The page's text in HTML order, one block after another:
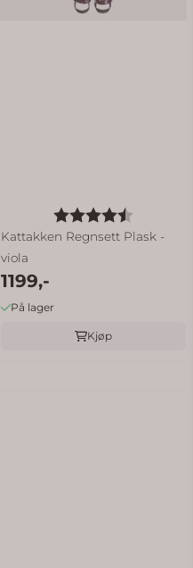
Karakter:
Kattakken Regnsett Plask -
viola
1199,-
På lager
Kjøp